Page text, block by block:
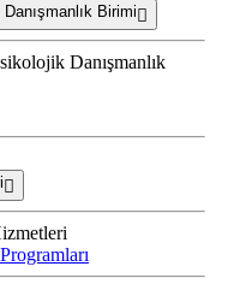
Birimi
Danışmanlık